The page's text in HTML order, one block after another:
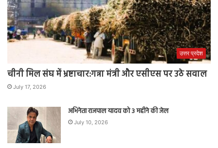
उत्तर प्रदेश
चीनी मिल संघ में भ्रष्टाचार:गन्ना मंत्री और एसीएस पर उठे सवाल
July 17, 2026
अभिनेता राजपाल यादव को 3 महीने की जेल
July 10, 2026